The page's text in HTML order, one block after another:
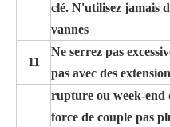
clé. N'utilisez jamais
vannes
11
Ne serrez pas
pas avec des
rupture ou week-end
force de couple pas